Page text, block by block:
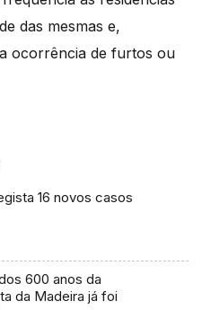
das mesmas e,
ocorrência de furtos ou
16 novos casos
600 anos da
da Madeira já foi